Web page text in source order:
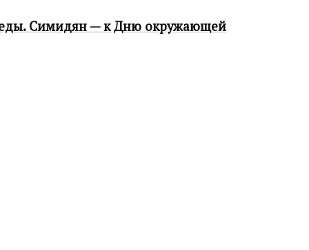
Симидян — к Дню окружающей